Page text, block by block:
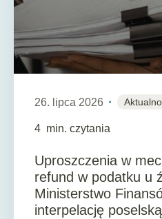
26. lipca 2026
4 min. czytania
Uproszczenia w
refund w podatku u
Ministerstwo
interpelację poselską